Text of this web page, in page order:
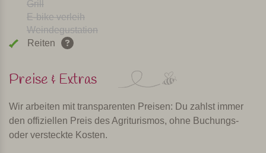
Grill
E-bike verleih
Weindegustation
Reiten
Preise & Extras
Wir arbeiten mit transparenten Preisen: Du zahlst immer
den offiziellen Preis des Agriturismos, ohne Buchungs-
oder versteckte Kosten.